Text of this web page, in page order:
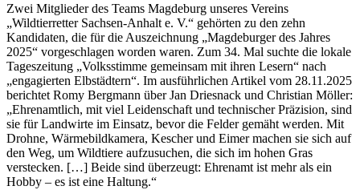
Zwei Mitglieder des Teams Magdeburg unseres Vereins
„Wildtierretter Sachsen-Anhalt e. V.“ gehörten zu den zehn
Kandidaten, die für die Auszeichnung „Magdeburger des Jahres
2025“ vorgeschlagen worden waren. Zum 34. Mal suchte die lokale
Tageszeitung „Volksstimme gemeinsam mit ihren Lesern“ nach
„engagierten Elbstädtern“. Im ausführlichen Artikel vom 28.11.2025
berichtet Romy Bergmann über Jan Driesnack und Christian Möller:
„Ehrenamtlich, mit viel Leidenschaft und technischer Präzision, sind
sie für Landwirte im Einsatz, bevor die Felder gemäht werden. Mit
Drohne, Wärmebildkamera, Kescher und Eimer machen sie sich auf
den Weg, um Wildtiere aufzusuchen, die sich im hohen Gras
verstecken. […] Beide sind überzeugt: Ehrenamt ist mehr als ein
Hobby – es ist eine Haltung.“